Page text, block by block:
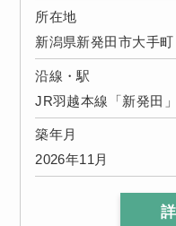
所在地
新潟県新発田市大手町
沿線・駅
JR羽越本線「新発田
築年月
2026年11月